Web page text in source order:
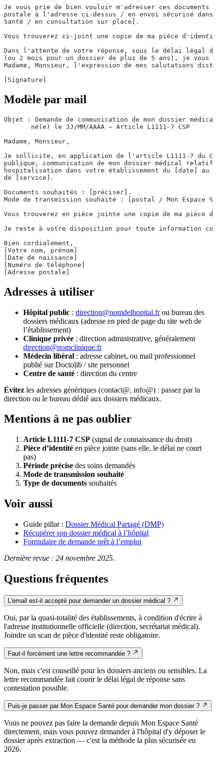
Je vous prie de bien vouloir m'adresser ces documents
postale à l'adresse ci-dessus / en envoi sécurisé dans
Santé / en consultation sur place].
Vous trouverez ci-joint une copie de ma pièce
Dans l'attente de votre réponse, sous le délai légal
(ou 2 mois pour un dossier de plus de 5 ans), je vous
Madame, Monsieur, l'expression de mes salutations
[Signature]
Modèle par mail
Objet : Demande de communication de mon dossier
       né(e) le JJ/MM/AAAA — Article L1111-7 CSP
Madame, Monsieur,
Je sollicite, en application de l'article L1111-7 du
publique, communication de mon dossier médical relatif
hospitalisation dans votre établissement du [date] au
de [service].
Documents souhaités : [préciser].
Mode de transmission souhaité : [postal / Mon Espace
Vous trouverez en pièce jointe une copie de ma pièce
Je reste à votre disposition pour toute information
Bien cordialement,
[Votre nom, prénom]
[Date de naissance]
[Numéro de téléphone]
[Adresse postale]
Adresses à utiliser
Hôpital public : direction@nomdelhopital.frou bureau des
dossiers médicaux (adresse en pied de page du site web de
l’établissement)
Clinique privée : direction administrative, généralement
direction@nomclinique.fr
Médecin libéral : adresse cabinet, ou mail professionnel
publié sur Doctolib / site personnel
Centre de santé : direction du centre
Évitez les adresses génériques (contact@, info@) : passez par la
direction ou le bureau dédié aux dossiers médicaux.
Mentions à ne pas oublier
Article L1111-7 CSP (signal de connaissance du droit)
Pièce d’identité en pièce jointe (sans elle, le délai ne court
pas)
Période précise des soins demandés
Mode de transmission souhaité
Type de documents souhaités
Voir aussi
Guide pillar : Dossier Médical Partagé (DMP)
Récupérer son dossier médical à l’hôpital
Formulaire de demande prêt à l’emploi
Dernière revue : 24 novembre 2025.
Questions fréquentes
L'email est-il accepté pour demander un dossier médical ?
Oui, par la quasi-totalité des établissements, à condition d'écrire à
l'adresse institutionnelle officielle (direction, secrétariat médical).
Joindre un scan de pièce d'identité reste obligatoire.
Faut-il forcément une lettre recommandée ?
Non, mais c'est conseillé pour les dossiers anciens ou sensibles. La
lettre recommandée fait courir le délai légal de réponse sans
contestation possible.
Puis-je passer par Mon Espace Santé pour demander mon dossier ?
Vous ne pouvez pas faire la demande depuis Mon Espace Santé
directement, mais vous pouvez demander à l'hôpital d'y déposer le
dossier après extraction — c'est la méthode la plus sécurisée en
2026.